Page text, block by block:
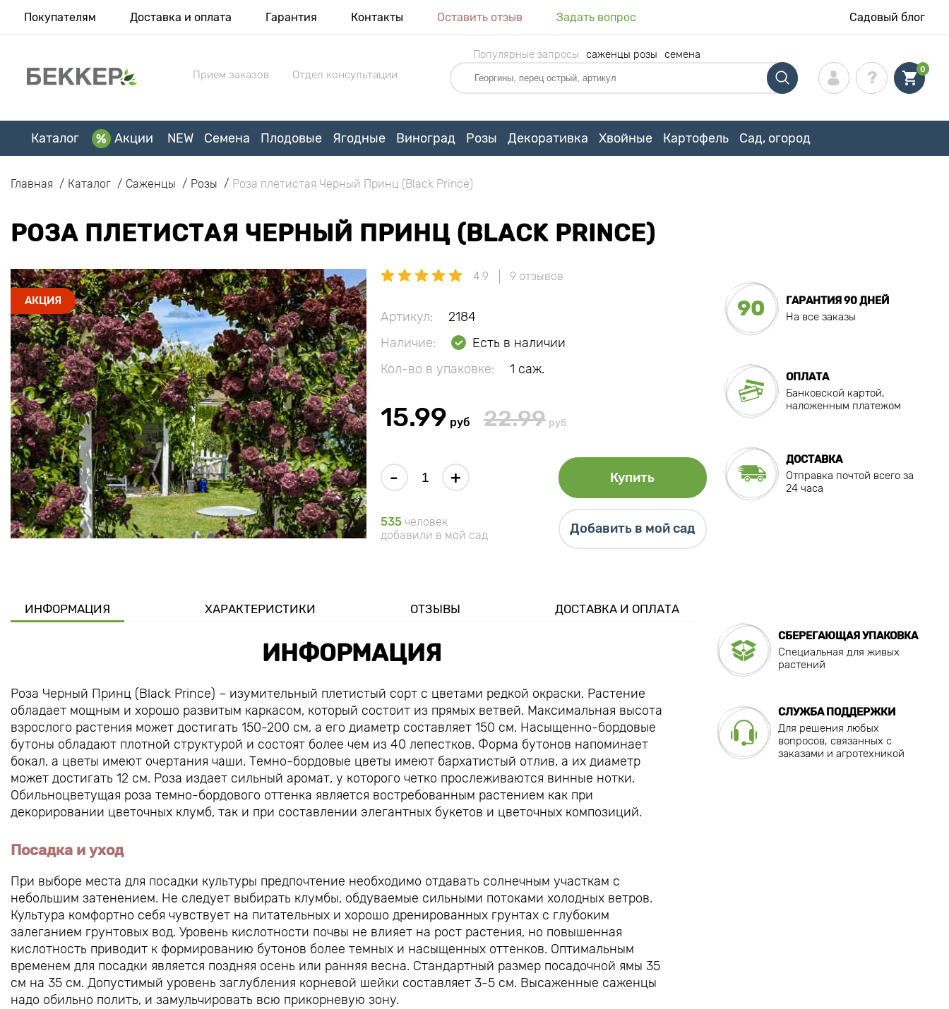
Покупателям Доставка и оплата Гарантия Контакты Оставить отзыв Задать вопрос Садовый блог
Прием заказов Отдел консультации
Популярные запросы саженцы розы семена
0
Каталог Акции NEW Семена Плодовые Ягодные Виноград Розы Декоративка Хвойные Картофель Сад, огород
Главная Каталог Саженцы Розы Роза плетистая Черный Принц (Black Prince)
РОЗА ПЛЕТИСТАЯ ЧЕРНЫЙ ПРИНЦ (BLACK PRINCE)
АКЦИЯ
4.9 9 отзывов
Артикул:
2184
Наличие:
Есть в наличии
Кол-во в упаковке:
1 саж.
15.99 руб 22.99 руб
- + Купить
535 человек
добавили в мой сад
Добавить в мой сад
90
ГАРАНТИЯ 90 ДНЕЙ
На все заказы
ОПЛАТА
Банковской картой,
наложенным платежом
ДОСТАВКА
Отправка почтой всего за
24 часа
ИНФОРМАЦИЯ ХАРАКТЕРИСТИКИ ОТЗЫВЫ ДОСТАВКА И ОПЛАТА
ИНФОРМАЦИЯ
Роза Черный Принц (Black Prince) – изумительный плетистый сорт с цветами редкой окраски. Растение
обладает мощным и хорошо развитым каркасом, который состоит из прямых ветвей. Максимальная высота
взрослого растения может достигать 150-200 см, а его диаметр составляет 150 см. Насыщенно-бордовые
бутоны обладают плотной структурой и состоят более чем из 40 лепестков. Форма бутонов напоминает
бокал, а цветы имеют очертания чаши. Темно-бордовые цветы имеют бархатистый отлив, а их диаметр
может достигать 12 см. Роза издает сильный аромат, у которого четко прослеживаются винные нотки.
Обильноцветущая роза темно-бордового оттенка является востребованным растением как при
декорировании цветочных клумб, так и при составлении элегантных букетов и цветочных композиций.
Посадка и уход
При выборе места для посадки культуры предпочтение необходимо отдавать солнечным участкам с
небольшим затенением. Не следует выбирать клумбы, обдуваемые сильными потоками холодных ветров.
Культура комфортно себя чувствует на питательных и хорошо дренированных грунтах с глубоким
залеганием грунтовых вод. Уровень кислотности почвы не влияет на рост растения, но повышенная
кислотность приводит к формированию бутонов более темных и насыщенных оттенков. Оптимальным
временем для посадки является поздняя осень или ранняя весна. Стандартный размер посадочной ямы 35
см на 35 см. Допустимый уровень заглубления корневой шейки составляет 3-5 см. Высаженные саженцы
надо обильно полить, и замульчировать всю прикорневую зону.
СБЕРЕГАЮЩАЯ УПАКОВКА
Специальная для живых
растений
СЛУЖБА ПОДДЕРЖКИ
Для решения любых
вопросов, связанных с
заказами и агротехникой